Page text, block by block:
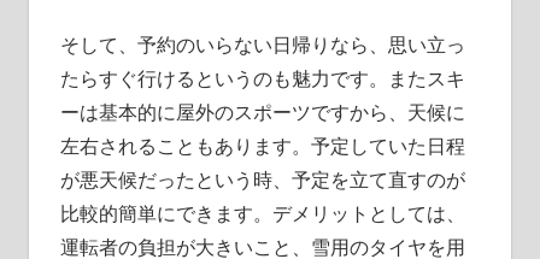
そして、予約のいらない日帰りなら、思い立っ
たらすぐ行けるというのも魅力です。またスキ
ーは基本的に屋外のスポーツですから、天候に
左右されることもあります。予定していた日程
が悪天候だったという時、予定を立て直すのが
比較的簡単にできます。デメリットとしては、
運転者の負担が大きいこと、雪用のタイヤを用